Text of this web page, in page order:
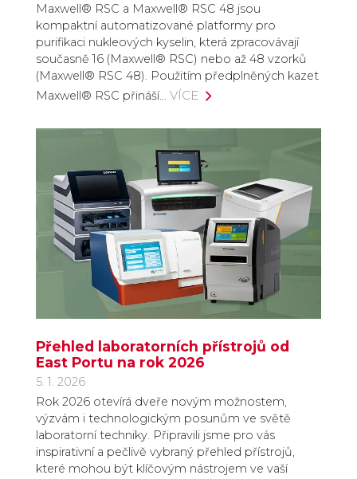
Maxwell® RSC a Maxwell® RSC 48 jsou
kompaktní automatizované platformy pro
purifikaci nukleových kyselin, která zpracovávají
současně 16 (Maxwell® RSC) nebo až 48 vzorků
(Maxwell® RSC 48). Použitím předplněných kazet
Maxwell® RSC přináší… VÍCE
Přehled laboratorních přístrojů od
East Portu na rok 2026
5. 1. 2026
Rok 2026 otevírá dveře novým možnostem,
výzvám i technologickým posunům ve světě
laboratorní techniky. Připravili jsme pro vás
inspirativní a pečlivě vybraný přehled přístrojů,
které mohou být klíčovým nástrojem ve vaší